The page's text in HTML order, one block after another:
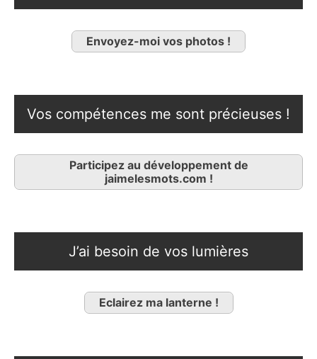
Envoyez-moi vos photos !
Vos compétences me sont précieuses !
Participez au développement de
jaimelesmots.com !
J’ai besoin de vos lumières
Eclairez ma lanterne !